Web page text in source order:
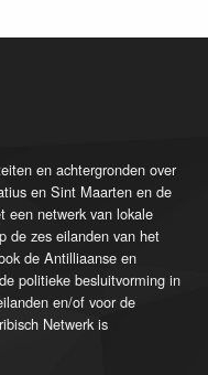
en achtergronden over
en Sint Maarten en de
een netwerk van lokale
de zes eilanden van het
de Antilliaanse en
politieke besluitvorming in
en/of voor de
Netwerk is